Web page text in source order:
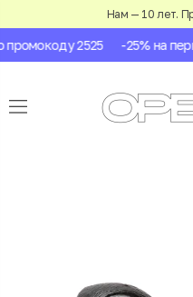
Нам — 10 лет.
2525 -25% на